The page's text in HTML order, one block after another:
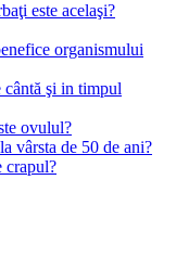
este acelaşi?
organismului
cântă şi in timpul
ovulul?
vârsta de 50 de ani?
crapul?